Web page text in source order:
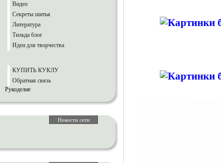
Видео
Секреты шитья
Литература
Тильда блог
Идеи для творчества
КУПИТЬ КУКЛУ
Обратная связь
Рукоделие
Новости сети